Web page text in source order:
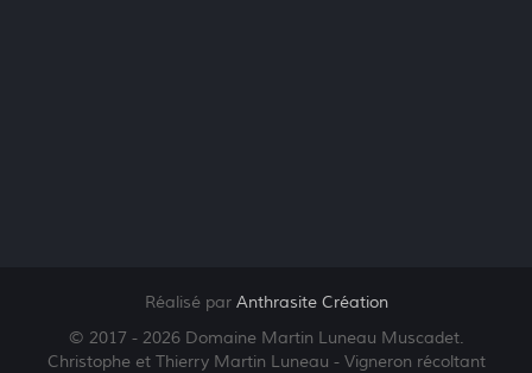
Réalisé par Anthrasite Création
© 2017 - 2026 Domaine Martin Luneau Muscadet.
Christophe et Thierry Martin Luneau - Vigneron récoltant